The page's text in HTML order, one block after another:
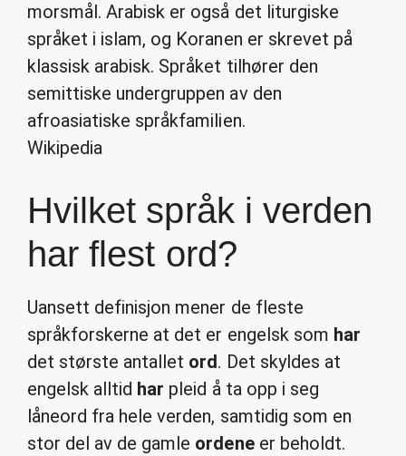
morsmål. Arabisk er også det liturgiske
språket i islam, og Koranen er skrevet på
klassisk arabisk. Språket tilhører den
semittiske undergruppen av den
afroasiatiske språkfamilien.
Wikipedia
Hvilket språk i verden
har flest ord?
Uansett definisjon mener de fleste
språkforskerne at det er engelsk som har
det største antallet ord. Det skyldes at
engelsk alltid har pleid å ta opp i seg
låneord fra hele verden, samtidig som en
stor del av de gamle ordeneer beholdt.